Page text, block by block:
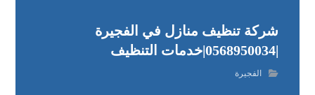
شركة تنظيف منازل في الفجيرة
|0568950034|خدمات التنظيف
الفجيرة